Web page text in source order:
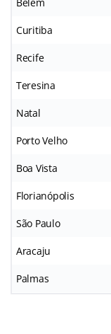
Curitiba
Recife
Teresina
Natal
Porto Velho
Boa Vista
Florianópolis
São Paulo
Aracaju
Palmas